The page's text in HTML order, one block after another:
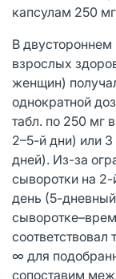
капсулам 250
В двустороннем
взрослых
женщин)
однократной
табл. по 250 мг
2–5-й дни) или 3
дней). Из-за
сыворотки на
день (5-
∞ для
сопоставим